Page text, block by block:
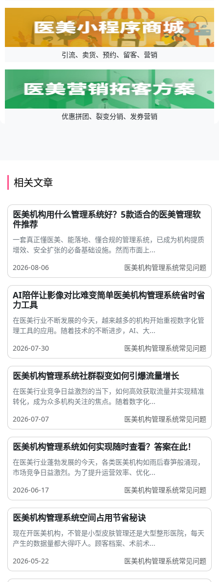
引流、卖货、预约、留客、营销
优惠拼团、裂变分销、发券营销
相关文章
医美机构用什么管理系统好？5款适合的医美管理软
件推荐
一套真正懂医美、能落地、懂合规的管理系统，已成为机构提质
增效、安全扩张的必备基础设施。然而市面上...
2026-08-06
医美机构管理系统常见问题
AI陪伴让影像对比难变简单医美机构管理系统省时省
力工具
在医美行业不断发展的今天，越来越多的机构开始重视数字化管
理工具的应用。随着技术的不断进步，AI、大...
2026-07-30
医美机构管理系统常见问题
医美机构管理系统社群裂变如何引爆流量增长
在医美行业竞争日益激烈的当下，如何高效获取流量并实现精准
转化，成为众多机构关注的焦点。随着数字化...
2026-07-07
医美机构管理系统常见问题
医美机构管理系统如何实现随时查看？答案在此！
在医美行业蓬勃发展的今天，各类医美机构如雨后春笋般涌现，
市场竞争日益激烈。为了提升运营效率、优化...
2026-06-17
医美机构管理系统常见问题
医美机构管理系统空间占用节省秘诀
现在开医美机构，不管是小型皮肤管理还是大型整形医院，每天
产生的数据量都大得吓人。顾客档案、术前术...
2026-05-22
医美机构管理系统常见问题